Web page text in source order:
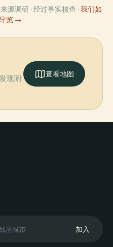
调研 · 经过事实核查 · 我们如
览 →
现附
查看地图
加入